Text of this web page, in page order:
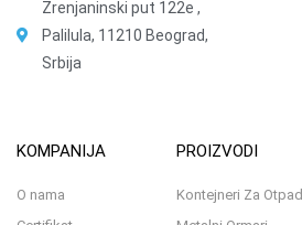
Zrenjaninski put 122e ,
Palilula, 11210 Beograd,
Srbija
KOMPANIJA
O nama
PROIZVODI
Kontejneri Za Otpad